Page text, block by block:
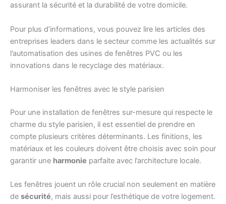
assurant la sécurité et la durabilité de votre domicile.
Pour plus d’informations, vous pouvez lire les articles des
entreprises leaders dans le secteur comme les actualités sur
l’automatisation des usines de fenêtres PVC ou les
innovations dans le recyclage des matériaux.
Harmoniser les fenêtres avec le style parisien
Pour une installation de fenêtres sur-mesure qui respecte le
charme du style parisien, il est essentiel de prendre en
compte plusieurs critères déterminants. Les finitions, les
matériaux et les couleurs doivent être choisis avec soin pour
garantir une harmonie parfaite avec l’architecture locale.
Les fenêtres jouent un rôle crucial non seulement en matière
de sécurité, mais aussi pour l’esthétique de votre logement.